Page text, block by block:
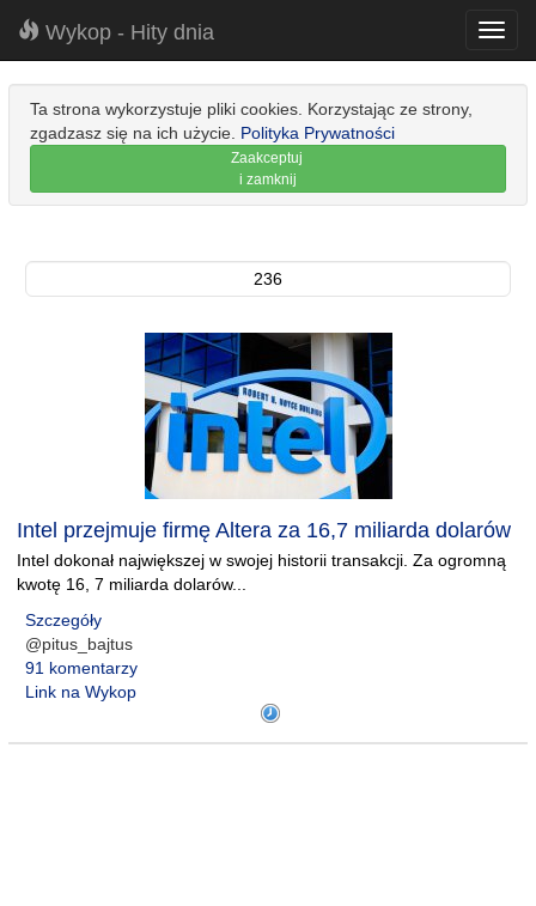
Wykop - Hity dnia
Ta strona wykorzystuje pliki cookies. Korzystając ze strony,
zgadzasz się na ich użycie. Polityka Prywatności
Zaakceptuj
i zamknij
236
Intel przejmuje firmę Altera za 16,7 miliarda dolarów
Intel dokonał największej w swojej historii transakcji. Za ogromną
kwotę 16, 7 miliarda dolarów...
Szczegóły
@pitus_bajtus
91 komentarzy
Link na Wykop